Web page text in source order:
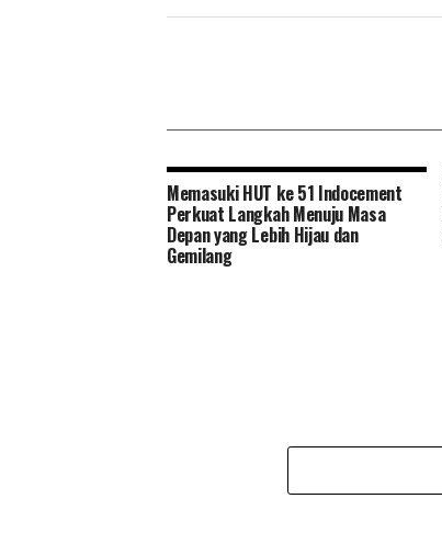
Memasuki HUT ke 51 Indocement
Perkuat Langkah Menuju Masa
Depan yang Lebih Hijau dan
Gemilang